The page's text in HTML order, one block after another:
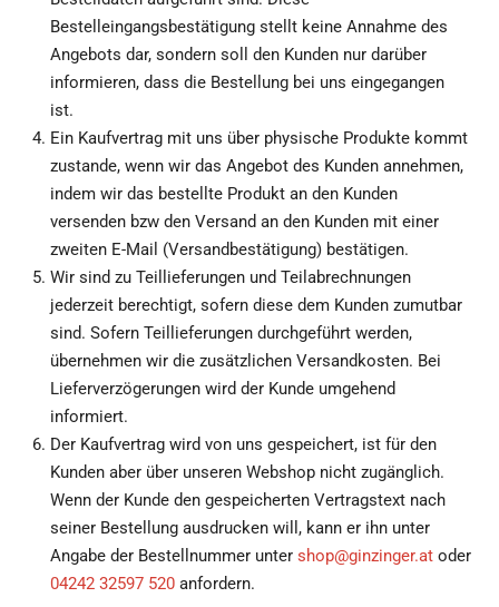
Bestelleingangsbestätigung stellt keine Annahme des
Angebots dar, sondern soll den Kunden nur darüber
informieren, dass die Bestellung bei uns eingegangen
ist.
Ein Kaufvertrag mit uns über physische Produkte kommt
zustande, wenn wir das Angebot des Kunden annehmen,
indem wir das bestellte Produkt an den Kunden
versenden bzw den Versand an den Kunden mit einer
zweiten E-Mail (Versandbestätigung) bestätigen.
Wir sind zu Teillieferungen und Teilabrechnungen
jederzeit berechtigt, sofern diese dem Kunden zumutbar
sind. Sofern Teillieferungen durchgeführt werden,
übernehmen wir die zusätzlichen Versandkosten. Bei
Lieferverzögerungen wird der Kunde umgehend
informiert.
Der Kaufvertrag wird von uns gespeichert, ist für den
Kunden aber über unseren Webshop nicht zugänglich.
Wenn der Kunde den gespeicherten Vertragstext nach
seiner Bestellung ausdrucken will, kann er ihn unter
Angabe der Bestellnummer unter shop@ginzinger.at oder
04242 32597 520 anfordern.